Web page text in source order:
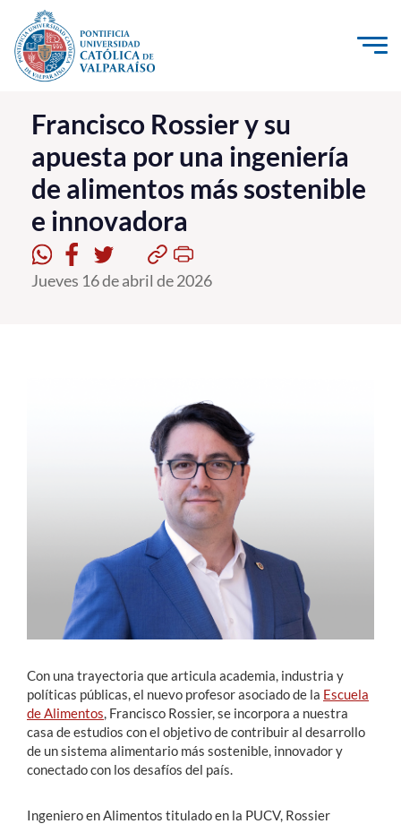
Click acá para ir directamente al contenido
La Universidad
Investigación, Creación e Innovación
PUCV Internacional
Vinculación con el Medio
Admisión
English
Francisco Rossier y su
apuesta por una ingeniería
de alimentos más sostenible
e innovadora
Jueves 16 de abril de 2026
Con una trayectoria que articula academia, industria y
políticas públicas, el nuevo profesor asociado de la Escuela
de Alimentos , Francisco Rossier, se incorpora a nuestra
casa de estudios con el objetivo de contribuir al desarrollo
de un sistema alimentario más sostenible, innovador y
conectado con los desafíos del país.
Ingeniero en Alimentos titulado en la PUCV, Rossier